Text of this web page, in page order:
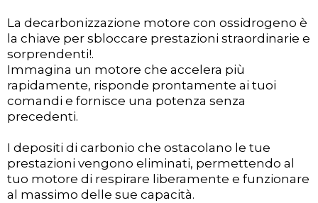
La decarbonizzazione motore con ossidrogeno è
la chiave per sbloccare prestazioni straordinarie e
sorprendenti!.
Immagina un motore che accelera più
rapidamente, risponde prontamente ai tuoi
comandi e fornisce una potenza senza
precedenti.
I depositi di carbonio che ostacolano le tue
prestazioni vengono eliminati, permettendo al
tuo motore di respirare liberamente e funzionare
al massimo delle sue capacità.